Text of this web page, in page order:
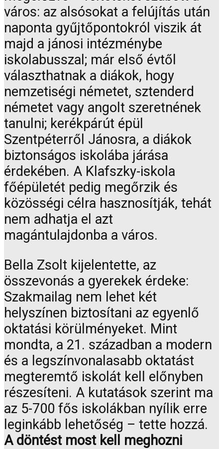
város: az alsósokat a felújítás után
naponta gyűjtőpontokról viszik át
majd a jánosi intézménybe
iskolabusszal; már első évtől
választhatnak a diákok, hogy
nemzetiségi németet, sztenderd
németet vagy angolt szeretnének
tanulni; kerékpárút épül
Szentpéterről Jánosra, a diákok
biztonságos iskolába járása
érdekében. A Klafszky-iskola
főépületét pedig megőrzik és
közösségi célra hasznosítják, tehát
nem adhatja el azt
magántulajdonba a város.
Bella Zsolt kijelentette, az
összevonás a gyerekek érdeke:
Szakmailag nem lehet két
helyszínen biztosítani az egyenlő
oktatási körülményeket. Mint
mondta, a 21. században a modern
és a legszínvonalasabb oktatást
megteremtő iskolát kell előnyben
részesíteni. A kutatások szerint ma
az 5-700 fős iskolákban nyílik erre
leginkább lehetőség – tette hozzá.
A döntést most kell meghozni